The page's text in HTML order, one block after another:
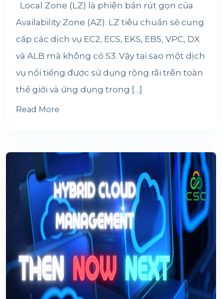
Local Zone (LZ) là phiên bản rút gọn của
Availability Zone (AZ). LZ tiêu chuẩn sẽ cung
cấp các dịch vụ EC2, ECS, EKS, EBS, VPC, DX
và ALB mà không có S3. Vậy tại sao một dịch
vụ nổi tiếng được sử dụng rộng rãi trên toàn
thế giới và ứng dụng trong […]
Read More